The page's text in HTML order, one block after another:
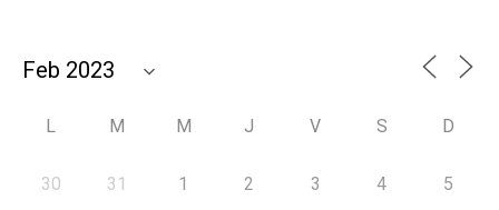
L M M J V S D
30 31 1 2 3 4 5